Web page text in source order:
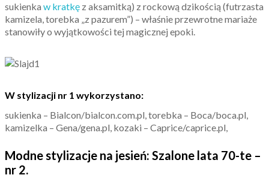
sukienka w kratkę z aksamitką) z rockową dzikością (futrzasta
kamizela, torebka „z pazurem”) – właśnie przewrotne mariaże
stanowiły o wyjątkowości tej magicznej epoki.
W stylizacji nr 1 wykorzystano:
sukienka – Bialcon/bialcon.com.pl, torebka – Boca/boca.pl,
kamizelka – Gena/gena.pl, kozaki – Caprice/caprice.pl,
Modne stylizacje na jesień: Szalone lata 70-te –
nr 2.